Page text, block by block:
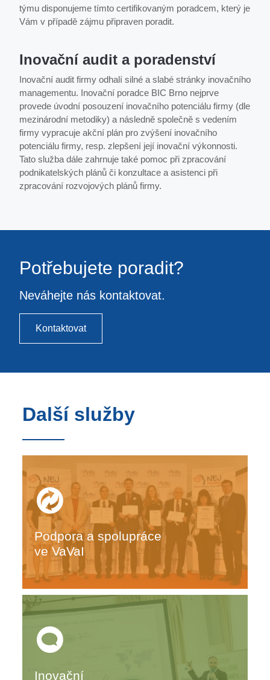
týmu disponujeme tímto certifikovaným poradcem, který je
Vám v případě zájmu připraven poradit.
Inovační audit a poradenství
Inovační audit firmy odhalí silné a slabé stránky inovačního
managementu. Inovační poradce BIC Brno nejprve
provede úvodní posouzení inovačního potenciálu firmy (dle
mezinárodní metodiky) a následně společně s vedením
firmy vypracuje akční plán pro zvýšení inovačního
potenciálu firmy, resp. zlepšení její inovační výkonnosti.
Tato služba dále zahrnuje také pomoc při zpracování
podnikatelských plánů či konzultace a asistenci při
zpracování rozvojových plánů firmy.
Potřebujete poradit?
Neváhejte nás kontaktovat.
Kontaktovat
Další služby
Podpora a spolupráce
ve VaVaI
Inovační